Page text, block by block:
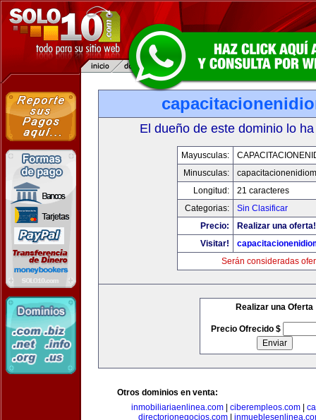
El dueño de este dominio lo
Mayusculas:
Minusculas:
Longitud:
21 caracteres
Categorias:
Sin Clasificar
Precio:
Realizar una oferta!
Visitar!
Serán consideradas
Realizar una Oferta
Precio Ofrecido $
Otros dominios en venta:
inmobiliariaenlinea.com| ciberempleos.com|
directorionegocios.com